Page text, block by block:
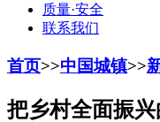
质量·安全
联系我们
首页>>中国城镇>>
把乡村全面振